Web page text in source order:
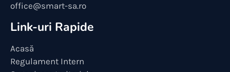
office@smart-sa.ro
Link-uri Rapide
Acasă
Regulament Intern